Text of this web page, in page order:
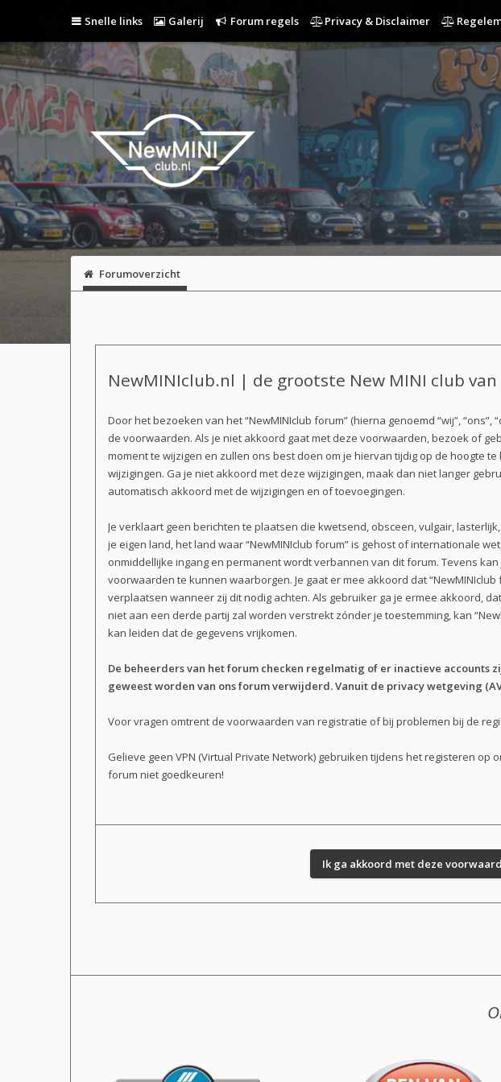
Snelle links Galerij Forum regels Privacy & Disclaimer
Forumoverzicht
NewMINIclub.nl | de grootste New MINI club
Door het bezoeken van het “NewMINIclub forum” (hierna genoemd “wij”,
de voorwaarden. Als je niet akkoord gaat met deze voorwaarden, bezoek of
moment te wijzigen en zullen ons best doen om je hiervan tijdig op de hoogte
wijzigingen. Ga je niet akkoord met deze wijzigingen, maak dan niet langer
automatisch akkoord met de wijzigingen en of toevoegingen.
Je verklaart geen berichten te plaatsen die kwetsend, obsceen, vulgair,
je eigen land, het land waar “NewMINIclub forum” is gehost of internationale
onmiddellijke ingang en permanent wordt verbannen van dit forum. Tevens
voorwaarden te kunnen waarborgen. Je gaat er mee akkoord dat
verplaatsen wanneer zij dit nodig achten. Als gebruiker ga je ermee akkoord,
niet aan een derde partij zal worden verstrekt zónder je toestemming, kan
kan leiden dat de gegevens vrijkomen.
De beheerders van het forum checken regelmatig of er inactieve accounts
geweest worden van ons forum verwijderd. Vanuit de privacy wetgeving
Voor vragen omtrent de voorwaarden van registratie of bij problemen bij de
Gelieve geen VPN (Virtual Private Network) gebruiken tijdens het registeren
forum niet goedkeuren!